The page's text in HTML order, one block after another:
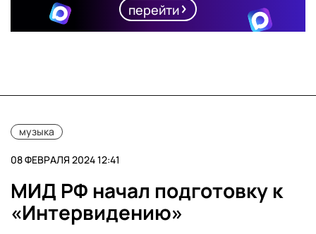
перейти
музыка
08 ФЕВРАЛЯ 2024 12:41
МИД РФ начал подготовку к
«Интервидению»